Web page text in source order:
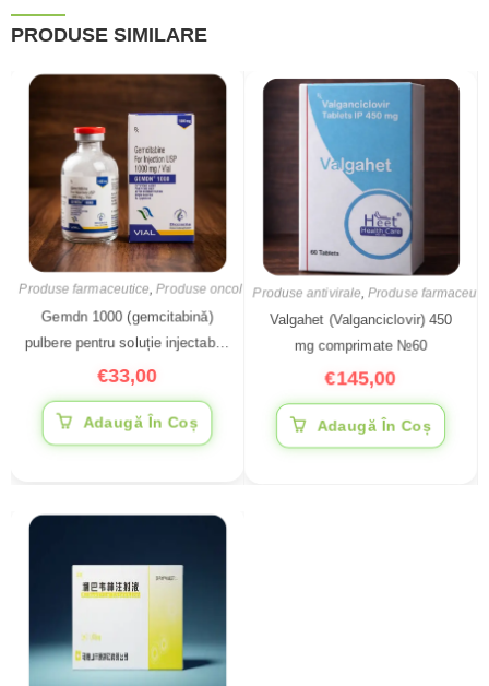
PRODUSE SIMILARE
Produse farmaceutice Produse oncologice
Gemdn 1000 (gemcitabină)
pulbere pentru soluție injectabilă
€33,00
Adaugă În Coș
Produse antivirale Produse
Valgahet (Valganciclovir) 450
mg comprimate №60
€145,00
Adaugă În Coș